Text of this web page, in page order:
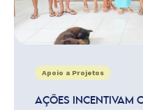
Apoio a Projetos
AÇÕES INCENTIVAM